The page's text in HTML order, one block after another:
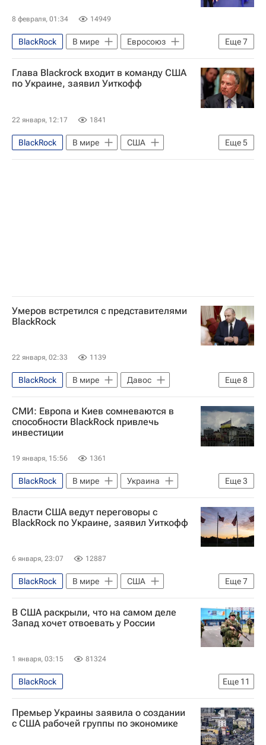
Дмитрий Песков
8 февраля, 01:34 14949
Еще7
BlackRock В мире
Евросоюз
Европа
Россия
Москва
Украина
Владимир Зеленский
Министерство обороны США
Глава Blackrock входит в команду США
по Украине, заявил Уиткофф
22 января, 12:17 1841
Еще5
BlackRock В мире
США
Украина
Давос
Стив Уиткофф
Умеров встретился с представителями
BlackRock
22 января, 02:33 1139
Еще8
BlackRock В мире
Давос
Норвегия
Катар
Рустем Умеров
Давид Арахамия
Владимир Зеленский
Верховная Рада Украины
Мирный план США по Украине
СМИ: Европа и Киев сомневаются в
способности BlackRock привлечь
инвестиции
19 января, 15:56 1361
Еще3
BlackRock В мире
Украина
Киев
США Стив Уиткофф
Власти США ведут переговоры с
BlackRock по Украине, заявил Уиткофф
6 января, 23:07 12887
Еще7
BlackRock В мире
США
Украина
Донбасс
Стив Уиткофф
Дональд Трамп
Джаред Кушнер
В США раскрыли, что на самом деле
Запад хочет отвоевать у России
1 января, 03:15 81324
Еще 11
BlackRock
Специальная военная операция на Украине
В мире
Европа
Украина
Премьер Украины заявила о создании
с США рабочей группы по экономике